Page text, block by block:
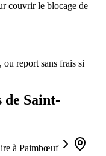
couvrir le blocage de
report sans frais si
de Saint-
à Paimbœuf